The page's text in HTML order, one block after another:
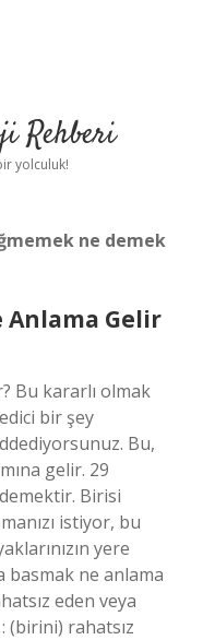
Rehberi
yolculuk!
ne demek
Anlama Gelir
Bu kararlı olmak
bir şey
Bu,
gelir. 29
Birisi
istiyor, bu
yere
basmak ne anlama
eden veya
(birini) rahatsız